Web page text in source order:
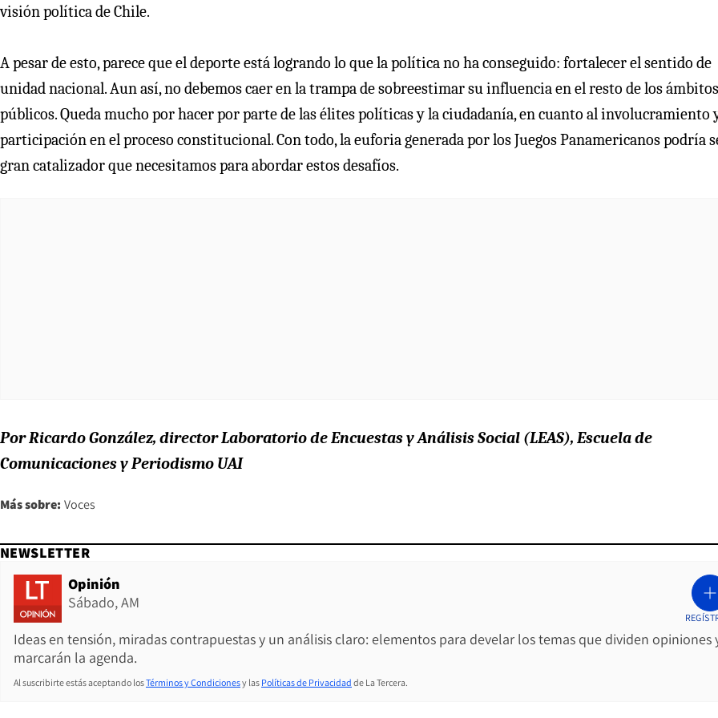
visión política de Chile.
A pesar de esto, parece que el deporte está logrando lo que la política no ha conseguido: fortalecer el sentido de
unidad nacional. Aun así, no debemos caer en la trampa de sobreestimar su influencia en el resto de los ámbitos
públicos. Queda mucho por hacer por parte de las élites políticas y la ciudadanía, en cuanto al involucramiento
participación en el proceso constitucional. Con todo, la euforia generada por los Juegos Panamericanos podría
gran catalizador que necesitamos para abordar estos desafíos.
Por Ricardo González, director Laboratorio de Encuestas y Análisis Social (LEAS), Escuela de
Comunicaciones y Periodismo UAI
Más sobre: Voces
NEWSLETTER
Opinión
Sábado, AM
Ideas en tensión, miradas contrapuestas y un análisis claro: elementos para develar los temas que dividen opiniones
marcarán la agenda.
Al suscribirte estás aceptando losTérminos y Condicionesy las Políticas de Privacidad de La Tercera.